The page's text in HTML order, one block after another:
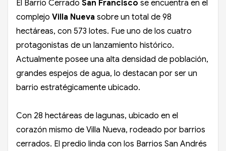
El Barrio Cerrado San Francisco se encuentra en el
complejo Villa Nueva sobre un total de 98
hectáreas, con 573 lotes. Fue uno de los cuatro
protagonistas de un lanzamiento histórico.
Actualmente posee una alta densidad de población,
grandes espejos de agua, lo destacan por ser un
barrio estratégicamente ubicado.
Con 28 hectáreas de lagunas, ubicado en el
corazón mismo de Villa Nueva, rodeado por barrios
cerrados. El predio linda con los Barrios San Andrés